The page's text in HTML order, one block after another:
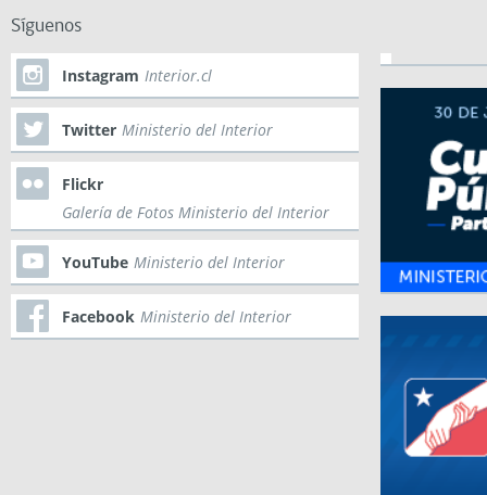
Síguenos
Instagram Interior.cl
Twitter Ministerio del Interior
Flickr
Galería de Fotos Ministerio del Interior
YouTube Ministerio del Interior
Facebook Ministerio del Interior